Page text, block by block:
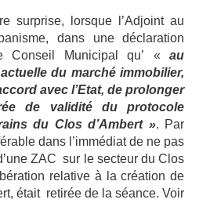
surprise, lorsque l’Adjoint au
dans une déclaration
Conseil Municipal qu’ «au
du marché immobilier,
avec l’Etat, de prolonger
de validité du protocole
du Clos d’Ambert ». Par
dans l’immédiat de ne pas
ZAC sur le secteur du Clos
relative à la création de
était retirée de la séance. Voir